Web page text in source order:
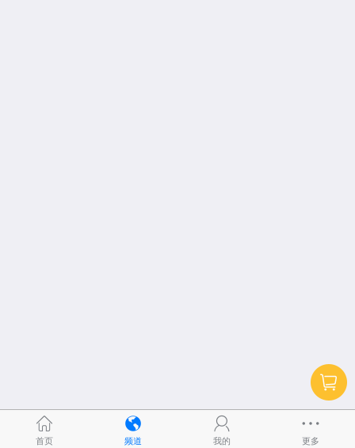
首页 频道 我的 更多